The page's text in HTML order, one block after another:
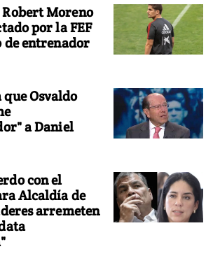
Moreno
por la FEF
de entrenador
Osvaldo
a Daniel
con el
Alcaldía de
arremeten